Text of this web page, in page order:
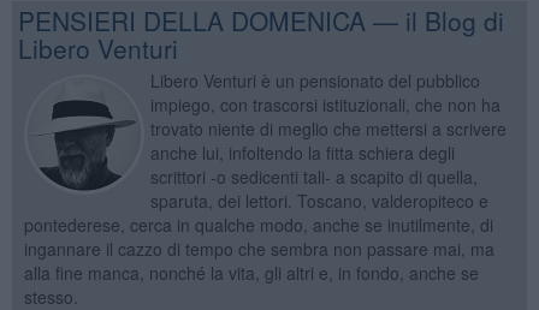
PENSIERI DELLA DOMENICA — il Blog di
Libero Venturi
Libero Venturi è un pensionato del pubblico
impiego, con trascorsi istituzionali, che non ha
trovato niente di meglio che mettersi a scrivere
anche lui, infoltendo la fitta schiera degli
scrittori -o sedicenti tali- a scapito di quella,
sparuta, dei lettori. Toscano, valderopiteco e
pontederese, cerca in qualche modo, anche se inutilmente, di
ingannare il cazzo di tempo che sembra non passare mai, ma
alla fine manca, nonché la vita, gli altri e, in fondo, anche se
stesso.